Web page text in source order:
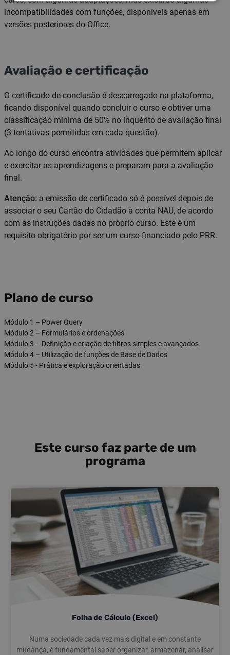
incompatibilidades com funções, disponíveis apenas em
versões posteriores do Office.
Avaliação e certificação
O certificado de conclusão é descarregado na plataforma,
ficando disponível quando concluir o curso e obtiver uma
classificação mínima de 50% no inquérito de avaliação final
(3 tentativas permitidas em cada questão).
Ao longo do curso encontra atividades que permitem aplicar
e exercitar as aprendizagens e preparam para a avaliação
final.
Atenção: a emissão de certificado só é possível depois de
associar o seu Cartão do Cidadão à conta NAU, de acordo
com as instruções dadas no próprio curso. Este é um
requisito obrigatório por ser um curso financiado pelo PRR.
Plano de curso
Módulo 1 – Power Query
Módulo 2 – Formulários e ordenações
Módulo 3 – Definição e criação de filtros simples e avançados
Módulo 4 – Utilização de funções de Base de Dados
Módulo 5 - Prática e exploração orientadas
Este curso faz parte de um
programa
Folha de Cálculo (Excel)
Numa sociedade cada vez mais digital e em constante
mudança, é fundamental saber organizar, armazenar, analisar